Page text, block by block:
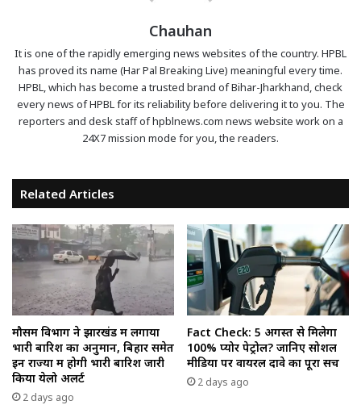
Chauhan
It is one of the rapidly emerging news websites of the country. HPBL
has proved its name (Har Pal Breaking Live) meaningful every time.
HPBL, which has become a trusted brand of Bihar-Jharkhand, check
every news of HPBL for its reliability before delivering it to you. The
reporters and desk staff of hpblnews.com news website work on a
24X7 mission mode for you, the readers.
Related Articles
मौसम विभाग ने झारखंड में लगाया
भारी बारिश का अनुमान, बिहार समेत
इन राज्यों में होगी भारी बारिश जारी
किया येलो अलर्ट
2 days ago
Fact Check: 5 अगस्त से मिलेगा
100% प्योर पेट्रोल? जानिए सोशल
मीडिया पर वायरल दावे का पूरा सच
2 days ago